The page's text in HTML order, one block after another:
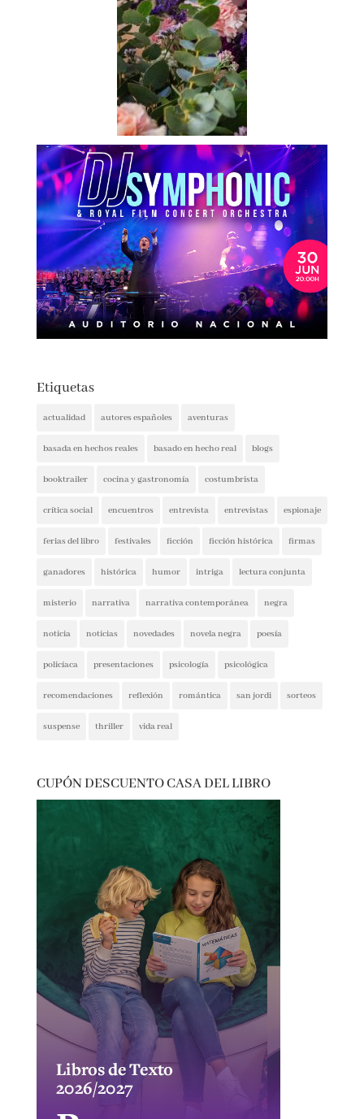
Etiquetas
actualidad autores españoles aventuras
basada en hechos reales basado en hecho real blogs
booktrailer cocina y gastronomía costumbrista
crítica social encuentros entrevista entrevistas espionaje
ferias del libro festivales ficción ficción histórica firmas
ganadores histórica humor intriga lectura conjunta
misterio narrativa narrativa contemporánea negra
noticia noticias novedades novela negra poesía
policíaca presentaciones psicología psicológica
recomendaciones reflexión romántica san jordi sorteos
suspense thriller vida real
CUPÓN DESCUENTO CASA DEL LIBRO